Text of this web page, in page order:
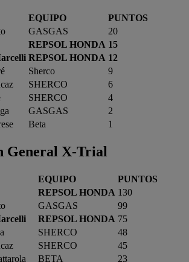
EQUIPO
PUNTOS
GASGAS
20
REPSOL HONDA 15
REPSOL HONDA 12
Sherco
9
SHERCO
6
SHERCO
4
GASGAS
2
Beta 1
General X-Trial
EQUIPO
PUNTOS
REPSOL HONDA 130
GASGAS
99
REPSOL HONDA 75
SHERCO
48
SHERCO
45
BETA
23